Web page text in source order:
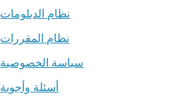
نظام الدبلومات
نظام المقررات
سياسة الخصوصية
أسئلة وأجوبة